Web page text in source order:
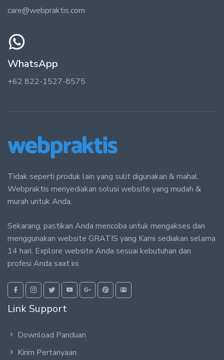
care@webpraktis.com
WhatsApp
+62 822-1527-8575
Tidak seperti produk lain yang sulit digunakan & mahal.
Webpraktis menyediakan solusi website yang mudah &
murah untuk Anda.
Sekarang, pastikan Anda mencoba untuk mengakses dan
menggunakan website GRATIS yang Kami sediakan selama
14 hari. Explore website Anda sesuai kebutuhan dan
profesi Anda saat ini.
Link Support
Download Panduan
Kirim Pertanyaan